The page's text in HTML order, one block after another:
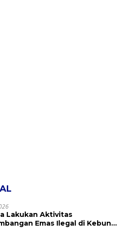
Lakukan Aktivitas
Emas Ilegal di Kebun